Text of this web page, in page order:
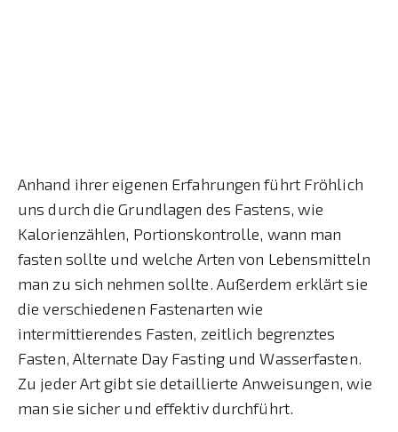
Anhand ihrer eigenen Erfahrungen führt Fröhlich
uns durch die Grundlagen des Fastens, wie
Kalorienzählen, Portionskontrolle, wann man
fasten sollte und welche Arten von Lebensmitteln
man zu sich nehmen sollte. Außerdem erklärt sie
die verschiedenen Fastenarten wie
intermittierendes Fasten, zeitlich begrenztes
Fasten, Alternate Day Fasting und Wasserfasten.
Zu jeder Art gibt sie detaillierte Anweisungen, wie
man sie sicher und effektiv durchführt.